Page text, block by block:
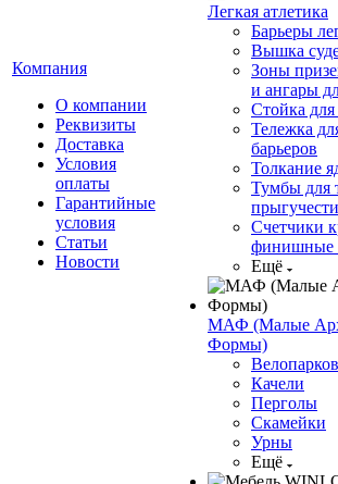
Компания
О компании
Реквизиты
Доставка
Условия
оплаты
Гарантийные
условия
Статьи
Новости
Легкая атлетика
Барьеры
Вышка
Зоны
и ангары
Стойка
Тележка
барьеров
Толкание
Тумбы для
прыгучести
Счетчики
финишные
Ещё
МАФ (Малые
Формы)
Качели
Перголы
Скамейки
Урны
Ещё